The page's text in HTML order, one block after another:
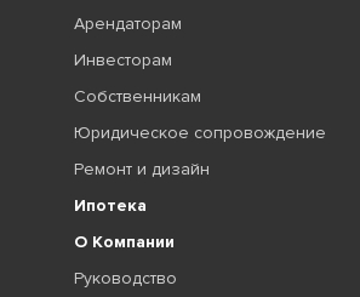
Арендаторам
Инвесторам
Собственникам
Юридическое сопровождение
Ремонт и дизайн
Ипотека
О Компании
Руководство